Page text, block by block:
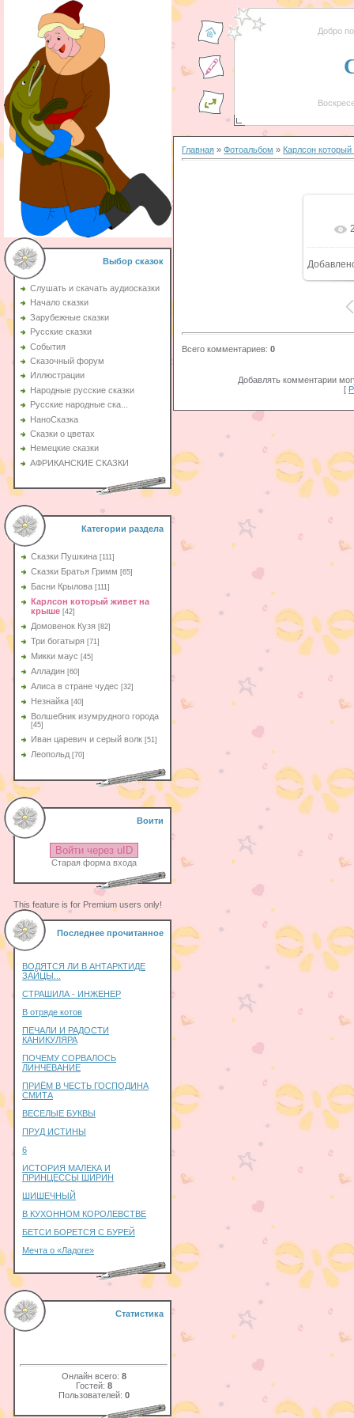
Выбор сказок
Слушать и скачать аудиосказки
Начало сказки
Зарубежные сказки
Русские сказки
События
Сказочный форум
Иллюстрации
Народные русские сказки
Русские народные ска...
НаноСказка
Сказки о цветах
Немецкие сказки
АФРИКАНСКИЕ СКАЗКИ
Категории раздела
Сказки Пушкина [111]
Сказки Братья Гримм [65]
Басни Крылова [111]
Карлсон который живет на
крыше [42]
Домовенок Кузя [82]
Три богатыря [71]
Микки маус [45]
Алладин [60]
Aлиса в стране чудес [32]
Незнайка [40]
Волшебник изумрудного города
[45]
Иван царевич и серый волк [51]
Леопольд [70]
Воити
Войти через uID
Старая форма входа
This feature is for Premium users only!
Последнее прочитанное
ВОДЯТСЯ ЛИ В АНТАРКТИДЕ
ЗАЙЦЫ...
СТРАШИЛА - ИНЖЕНЕР
В отряде котов
ПЕЧАЛИ И РАДОСТИ
КАНИКУЛЯРА
ПОЧЕМУ СОРВАЛОСЬ
ЛИНЧЕВАНИЕ
ПРИЁМ В ЧЕСТЬ ГОСПОДИНА
СМИТА
ВЕСЕЛЫЕ БУКВЫ
ПРУД ИСТИНЫ
6
ИСТОРИЯ МАЛЕКА И
ПРИНЦЕССЫ ШИРИН
ШИШЕЧНЫЙ
В КУХОННОМ КОРОЛЕВСТВЕ
БЕТСИ БОРЕТСЯ С БУРЕЙ
Мечта о «Ладоге»
Статистика
Онлайн всего: 8
Гостей: 8
Пользователей: 0
Добро
Главная » Фотоальбом » Карлсон
Всего комментариев: 0
Добавлять комментарии
[